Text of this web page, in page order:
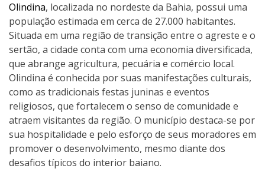
Olindina, localizada no nordeste da Bahia, possui uma
população estimada em cerca de 27.000 habitantes.
Situada em uma região de transição entre o agreste e o
sertão, a cidade conta com uma economia diversificada,
que abrange agricultura, pecuária e comércio local.
Olindina é conhecida por suas manifestações culturais,
como as tradicionais festas juninas e eventos
religiosos, que fortalecem o senso de comunidade e
atraem visitantes da região. O município destaca-se por
sua hospitalidade e pelo esforço de seus moradores em
promover o desenvolvimento, mesmo diante dos
desafios típicos do interior baiano.